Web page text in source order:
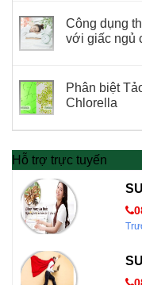
Công dụng
với giấc ngủ
Phân biệt
Chlorella
Hỗ trợ trực tuyến